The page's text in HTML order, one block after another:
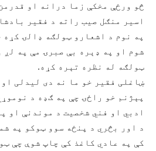
څو ورځې مخکې زما درانه او
اسير منګل صيب راته د فقير
په نوم د اشعارو ټولګه ډالۍ
شوم او په ډېره بې صبرۍ مې په لږ
ټولګه له نظره تېره کړه.
ښاغلی فقير خو ما نه دی ليدلی
پېژنم خو راځۍ چې په ګډه د
ادبي او فني شخصيت د موندنې او
د اور بڅري د پنځه سوو ټوکو په